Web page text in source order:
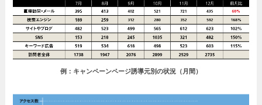
例：キャンペーンページ誘導元別の状況（月間）